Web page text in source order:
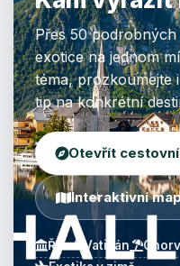
Přes 50
exotice na jednom
téma, prozkoumejte
tip na konkrétní
Otevřít
Interaktivní
Řím & Vatikán